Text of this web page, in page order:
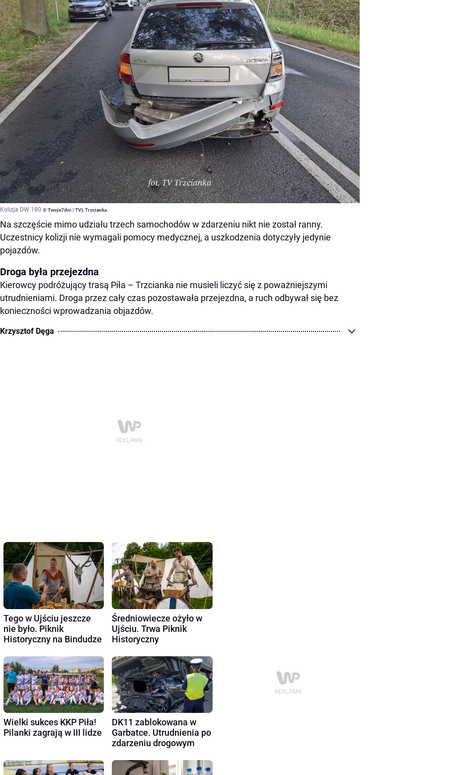
Kolizja DW 180 © Twoje7dni | TVL Trzcianka
Na szczęście mimo udziału trzech samochodów w zdarzeniu nikt nie został ranny.
Uczestnicy kolizji nie wymagali pomocy medycznej, a uszkodzenia dotyczyły jedynie
pojazdów.
Droga była przejezdna
Kierowcy podróżujący trasą Piła – Trzcianka nie musieli liczyć się z poważniejszymi
utrudnieniami. Droga przez cały czas pozostawała przejezdna, a ruch odbywał się bez
konieczności wprowadzania objazdów.
Krzysztof Dęga
Tego w Ujściu jeszcze
nie było. Piknik
Historyczny na Bindudze
Średniowiecze ożyło w
Ujściu. Trwa Piknik
Historyczny
Wielki sukces KKP Piła!
Pilanki zagrają w III lidze
DK11 zablokowana w
Garbatce. Utrudnienia po
zdarzeniu drogowym